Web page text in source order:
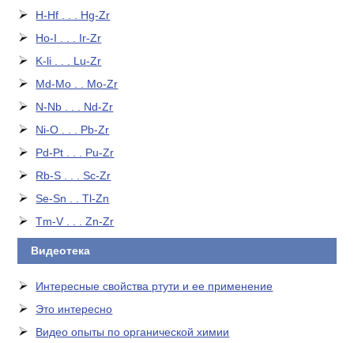
H-Hf . . . Hg-Zr
Ho-I . . . Ir-Zr
K-li . . . Lu-Zr
Md-Mo . . Mo-Zr
N-Nb . . . Nd-Zr
Ni-O . . . Pb-Zr
Pd-Pt . . . Pu-Zr
Rb-S . . . Sc-Zr
Se-Sn . . Tl-Zn
Tm-V . . . Zn-Zr
Видеотека
Интересные свойства ртути и ее применение
Это интересно
Видео опыты по органической химии